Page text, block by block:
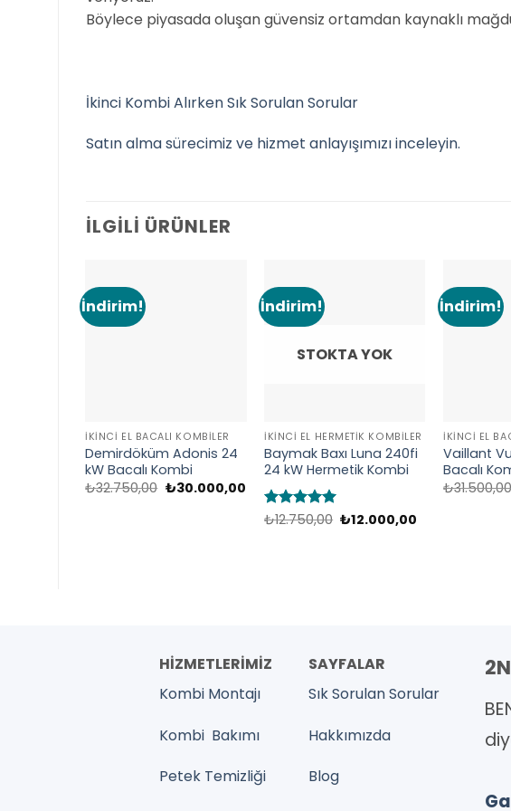
Böylece piyasada oluşan güvensiz ortamdan kaynaklı
İkinci Kombi Alırken Sık Sorulan Sorular
Satın alma sürecimiz ve hizmet anlayışımızı inceleyin.
İLGILI ÜRÜNLER
İndirim!
İKINCI EL BACALI KOMBILER
Demirdöküm Adonis 24
kW Bacalı Kombi
₺32.750,00 Orijinal
₺30.000,00Şu
andaki
fiyat:
₺30.000,00.
İndirim!
STOKTA YOK
İKINCI EL HERMETIK KOMBILER
Baymak Baxı Luna 240fi
24 kW Hermetik Kombi
5 üzerinden
₺12.750,00 Orijinal
₺12.000,00
İndirim!
İKINCI EL
Vaillant
Bacalı
₺31.500,00
HİZMETLERİMİZ
Kombi Montajı
Kombi Bakımı
Petek Temizliği
SAYFALAR
Sık Sorulan Sorular
Hakkımızda
Blog